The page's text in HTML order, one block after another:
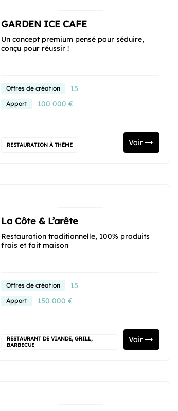
GARDEN ICE CAFE
Un concept premium pensé pour séduire,
conçu pour réussir !
Offres de création 15
Apport 100 000 €
RESTAURATION À THÈME Voir
La Côte & L’arête
Restauration traditionnelle, 100% produits
frais et fait maison
Offres de création 15
Apport 150 000 €
RESTAURANT DE VIANDE, GRILL,
BARBECUE
Voir